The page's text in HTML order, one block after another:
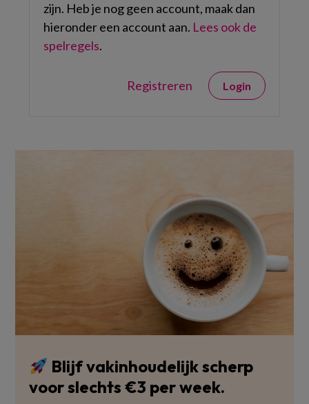
zijn. Heb je nog geen account, maak dan
hieronder een account aan. Lees ook de
spelregels.
Registreren Login
Blijf vakinhoudelijk scherp
voor slechts €3 per week.